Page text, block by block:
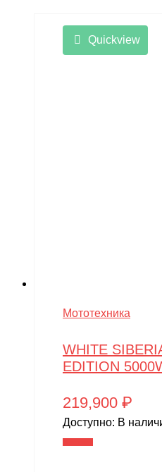
Quickview
Мототехника
WHITE
EDITION
219,900 ₽
Доступно: В